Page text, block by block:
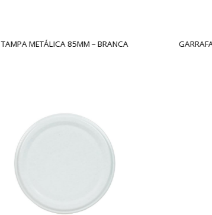
TAMPA METÁLICA 85MM – BRANCA